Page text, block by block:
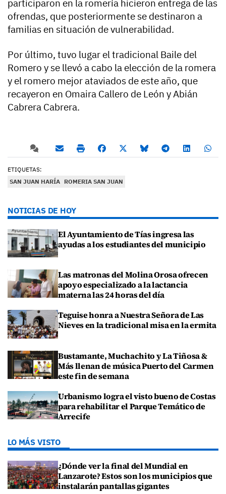
participaron en la romería hicieron entrega de las
ofrendas, que posteriormente se destinaron a
familias en situación de vulnerabilidad.
Por último, tuvo lugar el tradicional Baile del
Romero y se llevó a cabo la elección de la romera
y el romero mejor ataviados de este año, que
recayeron en Omaira Callero de León y Abián
Cabrera Cabrera.
ETIQUETAS:
SAN JUAN HARÍA ROMERIA SAN JUAN
NOTICIAS DE HOY
El Ayuntamiento de Tías ingresa las
ayudas a los estudiantes del municipio
Las matronas del Molina Orosa ofrecen
apoyo especializado a la lactancia
materna las 24 horas del día
Teguise honra a Nuestra Señora de Las
Nieves en la tradicional misa en la ermita
Bustamante, Muchachito y La Tiñosa &
Más llenan de música Puerto del Carmen
este fin de semana
Urbanismo logra el visto bueno de Costas
para rehabilitar el Parque Temático de
Arrecife
LO MÁS VISTO
¿Dónde ver la final del Mundial en
Lanzarote? Estos son los municipios que
instalarán pantallas gigantes